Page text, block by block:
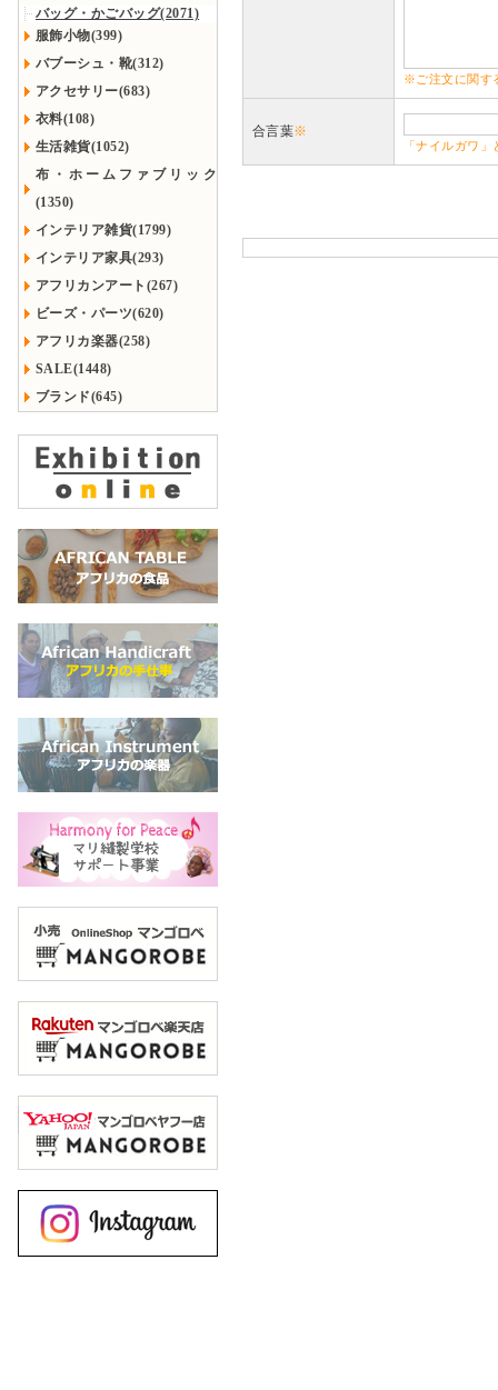
バッグ・かごバッグ(2071)
服飾小物(399)
バブーシュ・靴(312)
アクセサリー(683)
衣料(108)
生活雑貨(1052)
布・ホームファブリック
(1350)
インテリア雑貨(1799)
インテリア家具(293)
アフリカンアート(267)
ビーズ・パーツ(620)
アフリカ楽器(258)
SALE(1448)
ブランド(645)
※ご注文に関す
合言葉※
「ナイルガワ